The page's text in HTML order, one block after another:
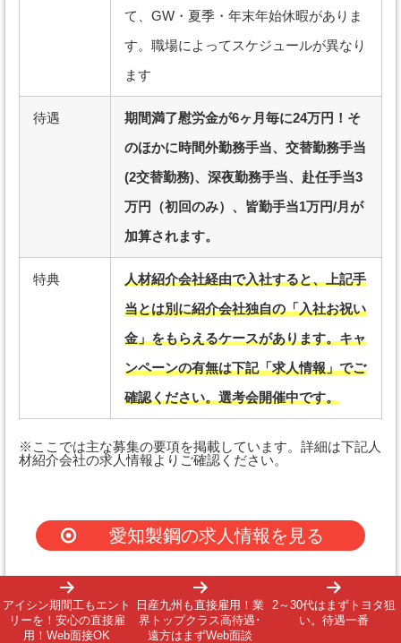
て、GW・夏季・年末年始休暇がありま
す。職場によってスケジュールが異なり
ます
待遇
期間満了慰労金が6ヶ月毎に24万円！そ
のほかに時間外勤務手当、交替勤務手当
(2交替勤務)、深夜勤務手当、赴任手当3
万円（初回のみ）、皆勤手当1万円/月が
加算されます。
特典
人材紹介会社経由で入社すると、上記手
当とは別に紹介会社独自の「入社お祝い
金」をもらえるケースがあります。キャ
ンペーンの有無は下記「求人情報」でご
確認ください。選考会開催中です。
※ここでは主な募集の要項を掲載しています。詳細は下記人
材紹介会社の求人情報よりご確認ください。
愛知製鋼の求人情報を見る
期間工グッド編集部コメント
アイシン期間工もエント
リーを！安心の直接雇
用！Web面接OK
日産九州も直接雇用！業
界トップクラス高待遇･
遠方はまずWeb面談
2～30代はまずトヨタ狙
い。待遇一番